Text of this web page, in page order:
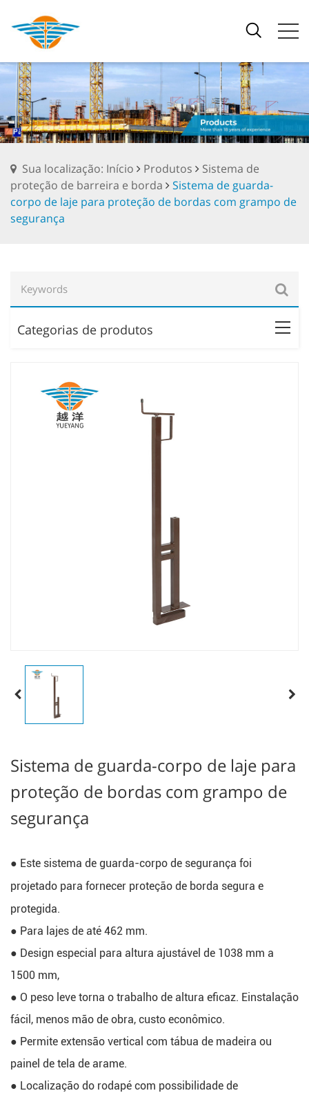
Sua localização: Início Produtos
Sistema de
proteção de barreira e borda
Sistema de guarda-
corpo de laje para proteção de bordas com grampo de
segurança
Categorias de produtos
Sistema de guarda-corpo de laje para
proteção de bordas com grampo de
segurança
● Este sistema de guarda-corpo de segurança foi
projetado para fornecer proteção de borda segura e
protegida.
● Para lajes de até 462 mm.
● Design especial para altura ajustável de 1038 mm a
1500 mm,
● O peso leve torna o trabalho de altura eficaz. Einstalação
fácil, menos mão de obra, custo econômico.
● Permite extensão vertical com tábua de madeira ou
painel de tela de arame.
● Localização do rodapé com possibilidade de